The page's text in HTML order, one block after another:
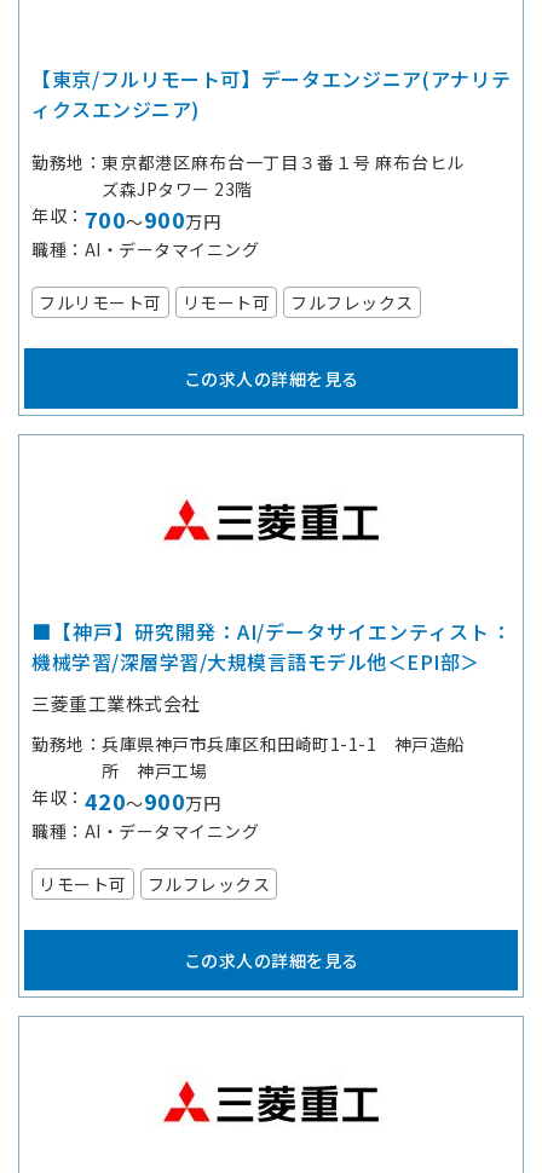
【東京/フルリモート可】データエンジニア(アナリテ
ィクスエンジニア)
勤務地
東京都港区麻布台一丁目３番１号 麻布台ヒル
ズ森JPタワー 23階
年収
700～900万円
職種
AI・データマイニング
フルリモート可 リモート可 フルフレックス
この求人の詳細を見る
■【神戸】研究開発：AI/データサイエンティスト：
機械学習/深層学習/大規模言語モデル他＜EPI部＞
三菱重工業株式会社
勤務地
兵庫県神戸市兵庫区和田崎町1-1-1 神戸造船
所 神戸工場
年収
420～900万円
職種
AI・データマイニング
リモート可 フルフレックス
この求人の詳細を見る